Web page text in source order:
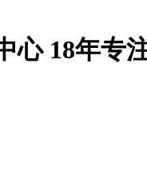
心 18年专